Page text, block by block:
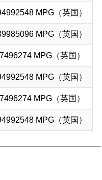
MPG（英国）
MPG（英国）
MPG（英国）
MPG（英国）
MPG（英国）
MPG（英国）